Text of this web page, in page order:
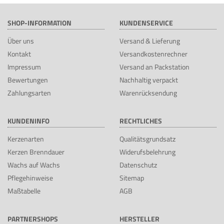
SHOP-INFORMATION
Über uns
Kontakt
Impressum
Bewertungen
Zahlungsarten
KUNDENSERVICE
Versand & Lieferung
Versandkostenrechner
Versand an Packstation
Nachhaltig verpackt
Warenrücksendung
KUNDENINFO
Kerzenarten
Kerzen Brenndauer
Wachs auf Wachs
Pflegehinweise
Maßtabelle
RECHTLICHES
Qualitätsgrundsatz
Widerufsbelehrung
Datenschutz
Sitemap
AGB
PARTNERSHOPS HERSTELLER